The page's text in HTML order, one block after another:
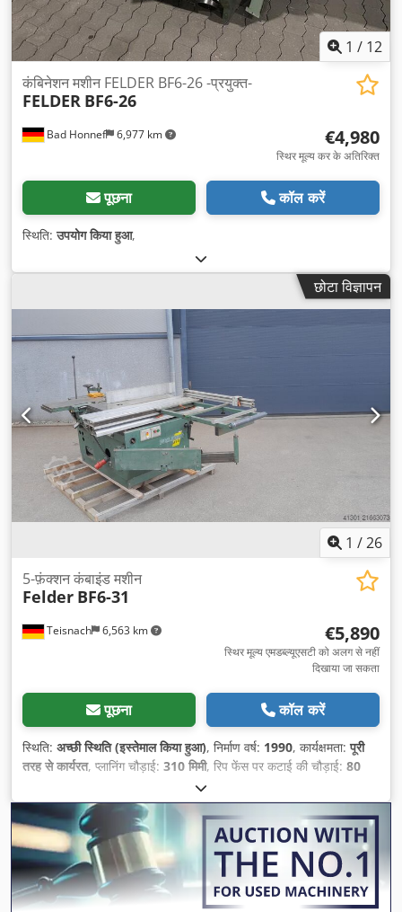
1 / 12
Bad Honnef 6,977 km
कंबिनेशन मशीन FELDER BF6-26 -प्रयुक्त-
FELDER BF6-26
€4,980
स्थिर मूल्य कर के अतिरिक्त
पूछना कॉल करें
स्थिति:उपयोग किया हुआ,
छोटा विज्ञापन
1 /26
Teisnach 6,563 km
5-फ़ंक्शन कंबाइंड मशीन
Felder BF6-31
€5,890
स्थिर मूल्य एमडब्ल्यूएसटी को अलग से नहीं
दिखाया जा सकता
पूछना कॉल करें
स्थिति: अच्छी स्थिति (इस्तेमाल किया हुआ), निर्माण वर्ष: 1990, कार्यक्षमता:पूरी
तरह से कार्यरत, प्लानिंग चौड़ाई: 310 मिमी, रिप फेंस पर कटाई की चौड़ाई: 80